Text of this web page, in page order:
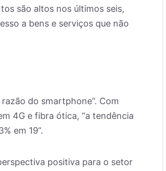
são altos nos últimos seis,
a bens e serviços que não
do smartphone”. Com
4G e fibra ótica, “a tendência
em 19”.
positiva para o setor